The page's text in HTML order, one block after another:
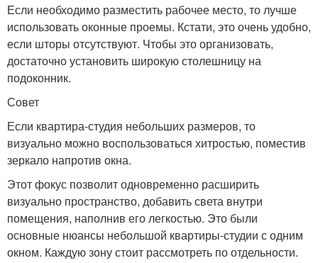
Если необходимо разместить рабочее место, то лучше
использовать оконные проемы. Кстати, это очень удобно,
если шторы отсутствуют. Чтобы это организовать,
достаточно установить широкую столешницу на
подоконник.
Совет
Если квартира-студия небольших размеров, то
визуально можно воспользоваться хитростью, поместив
зеркало напротив окна.
Этот фокус позволит одновременно расширить
визуально пространство, добавить света внутри
помещения, наполнив его легкостью. Это были
основные нюансы небольшой квартиры-студии с одним
окном. Каждую зону стоит рассмотреть по отдельности.